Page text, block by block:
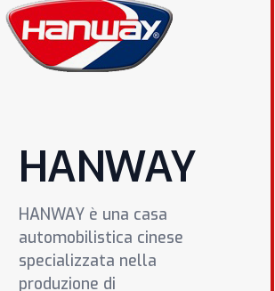
HANWAY
HANWAY è una casa
automobilistica cinese
specializzata nella
produzione di